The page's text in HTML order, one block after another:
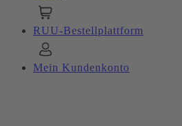
RUU-Bestellplattform
Mein Kundenkonto